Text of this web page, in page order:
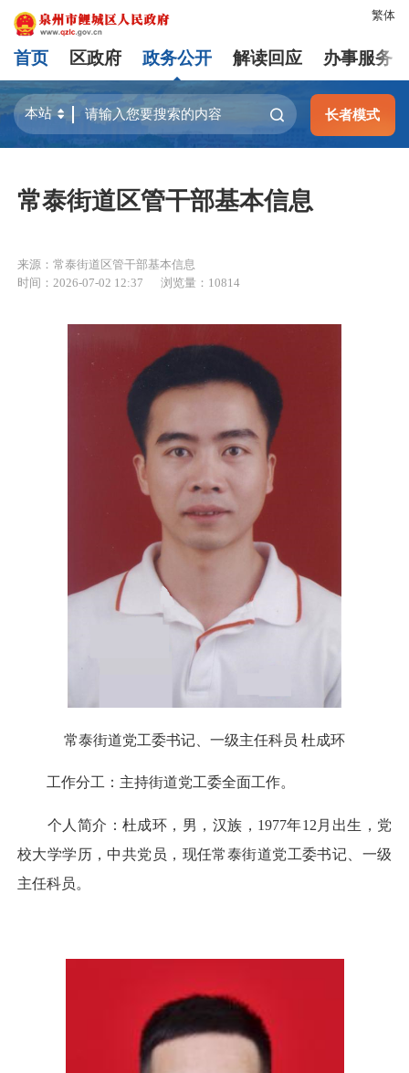
繁体
首页 区政府 政务公开 解读回应 办事服务
长者模式
常泰街道区管干部基本信息
来源：常泰街道区管干部基本信息
时间：2026-07-02 12:37
浏览量： 10814
常泰街道党工委书记、一级主任科员 杜成环
工作分工：主持街道党工委全面工作。
个人简介：杜成环，男，汉族，1977年12月出生，党
校大学学历，中共党员，现任常泰街道党工委书记、一级
主任科员。